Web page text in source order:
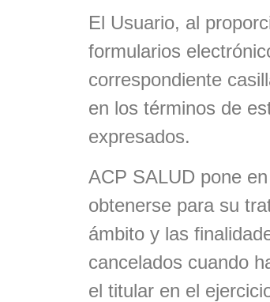
El Usuario, al
formularios
correspondiente
en los términos de
expresados.
ACP SALUD pone
obtenerse para su
ámbito y las
cancelados cuando
el titular en el